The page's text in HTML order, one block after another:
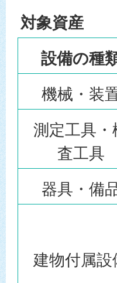
対象資産
設備の種
機械・装
測定工具・
査工具
器具・備
建物付属設